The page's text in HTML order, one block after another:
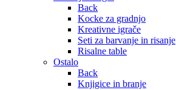
Back
Kocke za gradnjo
Kreativne igrače
Seti za barvanje in risanje
Risalne table
Ostalo
Back
Knjigice in branje